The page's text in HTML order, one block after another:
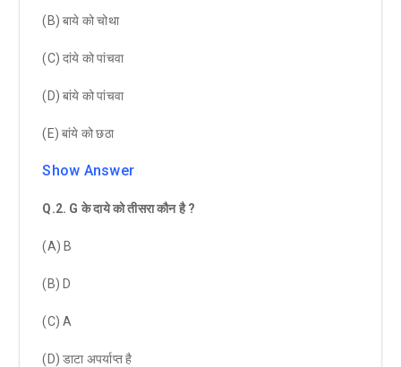
(B) बाये को चोथा
(C) दांये को पांचवा
(D) बांये को पांचवा
(E) बांये को छठा
Show Answer
Q.2. G के दाये को तीसरा कौन है?
(A) B
(B) D
(C) A
(D) डाटा अपर्याप्त है